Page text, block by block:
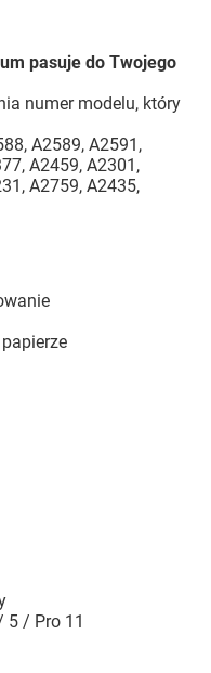
pasuje do Twojego
numer modelu, który
A2589, A2591,
A2459, A2301,
A2759, A2435,
5 / Pro 11